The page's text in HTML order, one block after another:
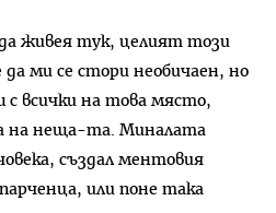
живея тук, целият този
да ми се стори необичаен, но
с всички на това място,
на неща-та. Миналата
създал ментовия
или поне така